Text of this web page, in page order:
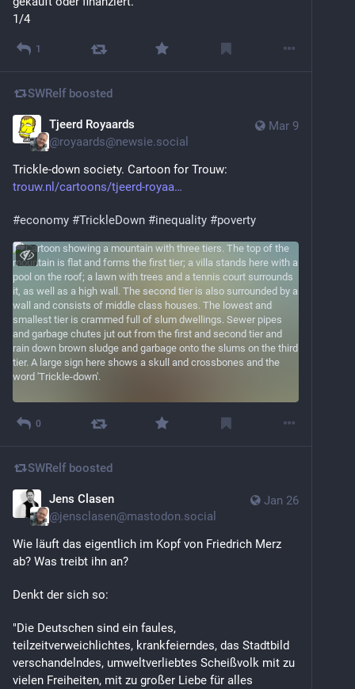
1/4
1
SWRelf boosted
Mar 9
Tjeerd Royaards
@royaards@newsie.social
Trickle-down society. Cartoon for Trouw:
trouw.nl/cartoons/tjeerd-royaa
#economy #TrickleDown #inequality #poverty
0
SWRelf boosted
Jan 26
Jens Clasen
@jensclasen@mastodon.social
Wie läuft das eigentlich im Kopf von Friedrich Merz
ab? Was treibt ihn an?
Denkt der sich so:
"Die Deutschen sind ein faules,
teilzeitverweichlichtes, krankfeierndes, das Stadtbild
verschandelndes, umweltverliebtes Scheißvolk mit zu
vielen Freiheiten, mit zu großer Liebe für alles